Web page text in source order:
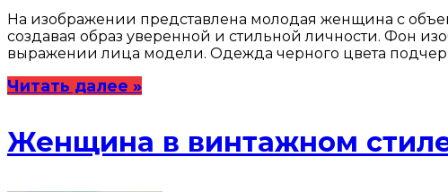
На изображении представлена молодая женщина с
создавая образ уверенной и стильной личности. Фон
выражении лица модели. Одежда черного цвета
Читать далее »
Женщина в винтажном